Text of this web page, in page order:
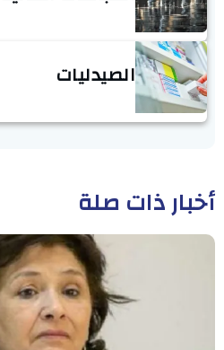
الصيدليات
أخبار ذات صلة